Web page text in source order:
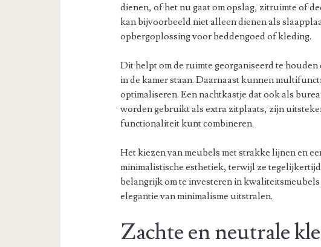
dienen, of het nu gaat om opslag, zitruimte of
kan bijvoorbeeld niet alleen dienen als
opbergoplossing voor beddengoed of kleding.
Dit helpt om de ruimte georganiseerd te
in de kamer staan. Daarnaast kunnen
optimaliseren. Een nachtkastje dat ook als
worden gebruikt als extra zitplaats, zijn
functionaliteit kunt combineren.
Het kiezen van meubels met strakke lijnen en
minimalistische esthetiek, terwijl ze
belangrijk om te investeren in
elegantie van minimalisme uitstralen.
Zachte en neutrale